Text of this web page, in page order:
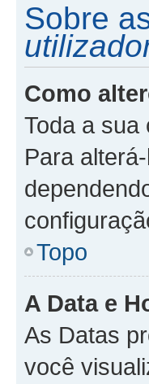
Sobre
Como
Toda a sua
Para
Topo
A Data e
As Datas
você